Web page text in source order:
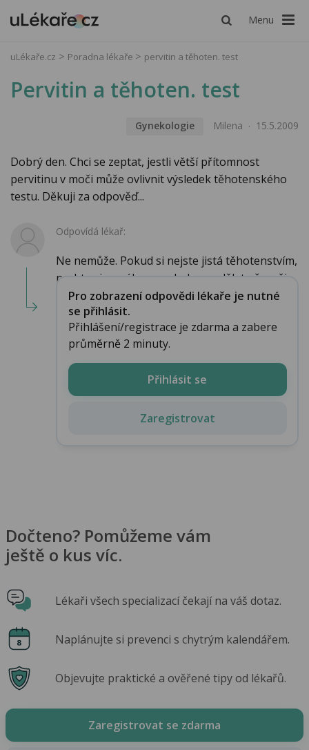
Menu
uLékaře.cz Poradna lékaře pervitin a těhoten. test
Pervitin a těhoten. test
Gynekologie Milena 15.5.2009
Dobrý den. Chci se zeptat, jestli větší přítomnost
pervitinu v moči může ovlivnit výsledek těhotenského
testu. Děkuji za odpověď...
Odpovídá lékař:
Ne nemůže. Pokud si nejste jistá těhotenstvím,
nechte si u svého gynekologa udělat přesněj...
Pro zobrazení odpovědi lékaře je nutné
se přihlásit.
Přihlášení/registrace je zdarma a zabere
průměrně 2 minuty.
Přihlásit se
Zaregistrovat
Dočteno? Pomůžeme vám
ještě o kus víc.
Lékaři všech specializací čekají na váš dotaz.
Naplánujte si prevenci s chytrým kalendářem.
Objevujte praktické a ověřené tipy od lékařů.
Zaregistrovat se zdarma